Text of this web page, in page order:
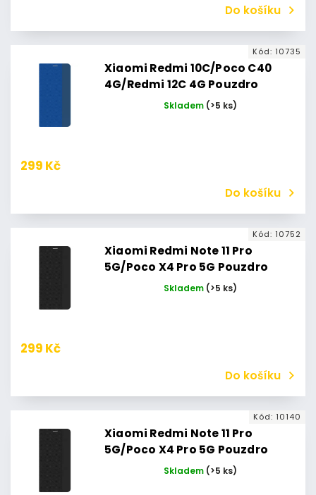
Do košíku
Xiaomi Redmi 10C/Poco C40
4G/Redmi 12C 4G Pouzdro
Flipbook Duet Xiaomi Redmi 10C
Skladem (>5 ks)
299 Kč
Do košíku
Kód: 10735
Xiaomi Redmi Note 11 Pro
5G/Poco X4 Pro 5G Pouzdro
Flipbook Duet Xiaomi Poco X4
Skladem (>5 ks)
299 Kč
Do košíku
Kód: 10752
Xiaomi Redmi Note 11 Pro
5G/Poco X4 Pro 5G Pouzdro
Flipbook Duet Xiaomi Redmi
Skladem (>5 ks)
Kód: 10140